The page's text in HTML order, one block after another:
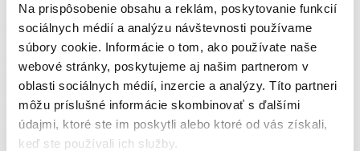
Na prispôsobenie obsahu a reklám, poskytovanie funkcií
sociálnych médií a analýzu návštevnosti používame
súbory cookie. Informácie o tom, ako používate naše
webové stránky, poskytujeme aj našim partnerom v
oblasti sociálnych médií, inzercie a analýzy. Títo partneri
môžu príslušné informácie skombinovať s ďalšími
údajmi, ktoré ste im poskytli alebo ktoré od vás získali,
keď ste používali ich služby.
NitraVhodné pre
Nitrazkrácený úvazek >
Pozor chyba!
Adresa pracoviště
Remeselné a pomocné práce (1)
Výroba a priemysel (6)
Obchod a predaj (3)
Administratíva
Automobilový priemysel
Ubytovanie, cestovný ruch, gastronómia
Chémia a potravinárstvo